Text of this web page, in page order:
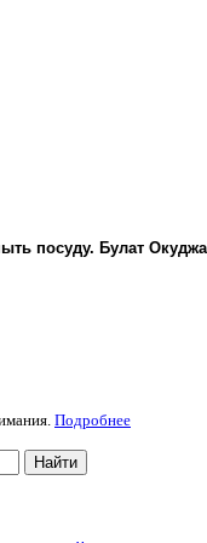
посуду. Булат
Подробнее
Найти